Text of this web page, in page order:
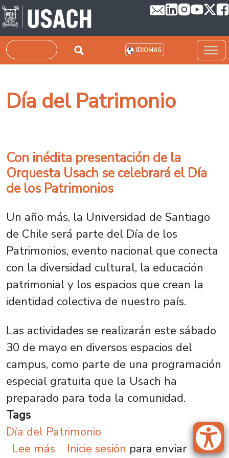
Pasar al contenido principal
Buscar IDIOMAS
Día del Patrimonio
Con inédita presentación de la
Orquesta Usach se celebrará el Día
de los Patrimonios
Un año más, la Universidad de Santiago
de Chile será parte del Día de los
Patrimonios, evento nacional que conecta
con la diversidad cultural, la educación
patrimonial y los espacios que crean la
identidad colectiva de nuestro país.
Las actividades se realizarán este sábado
30 de mayo en diversos espacios del
campus, como parte de una programación
especial gratuita que la Usach ha
preparado para toda la comunidad.
Tags
Día del Patrimonio
Lee más sobre Con inédita presentación
Inicie sesión para enviar